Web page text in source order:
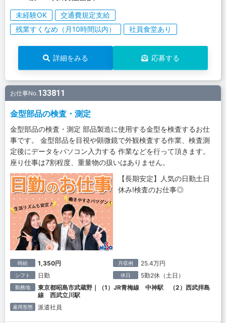
未経験OK
交通費規定支給
残業すくなめ（月10時間以内）
社員食堂あり
詳細をみる 応募する
お仕事No.133811
金型部品の検査・測定
金型部品の検査・測定 部品製造に使用する金型を検査するお仕
事です。 金型部品を目視や顕微鏡で外観検査する作業、検査測
定後にデータをパソコン入力する 作業などを行って頂きます。
座り仕事は7割程度、重量物の扱いはありません。
【長期安定】人気の日勤土日
休み!検査のお仕事◎
時給 1,350円 月収例 25.4万円
シフト 日勤 休日 5勤2休（土日）
勤務地
東京都昭島市武蔵野｜（1）JR青梅線 中神駅 （2）西武拝島
線 西武立川駅
雇用形態 派遣社員